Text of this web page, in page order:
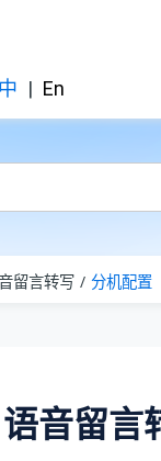
中 | En
留言转写 分机配置
音留言